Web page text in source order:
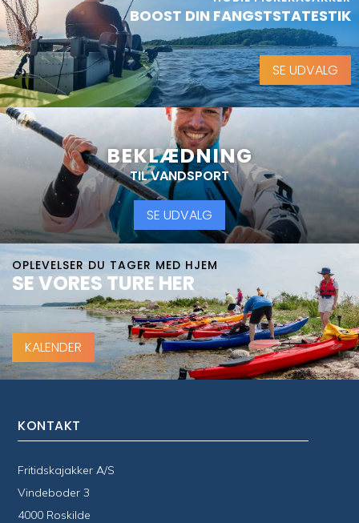
BOOST DIN FANGSTSTATESTIK
SE UDVALG
BEKLÆDNING
TIL VANDSPORT
SE UDVALG
OPLEVELSER DU TAGER MED HJEM
SE VORES TURE HER
KALENDER
KONTAKT
Fritidskajakker A/S
Vindeboder 3
4000 Roskilde